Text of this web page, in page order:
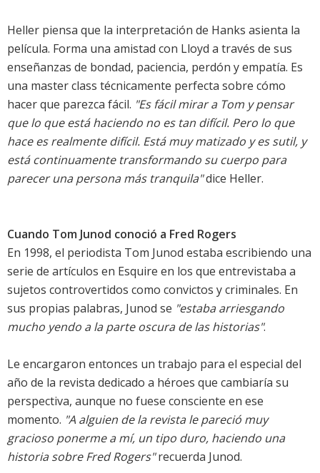
Heller piensa que la interpretación de Hanks asienta la
película. Forma una amistad con Lloyd a través de sus
enseñanzas de bondad, paciencia, perdón y empatía. Es
una master class técnicamente perfecta sobre cómo
hacer que parezca fácil. "Es fácil mirar a Tom y pensar
que lo que está haciendo no es tan difícil. Pero lo que
hace es realmente difícil. Está muy matizado y es sutil, y
está continuamente transformando su cuerpo para
parecer una persona más tranquila"dice Heller.
Cuando Tom Junod conoció a Fred Rogers
En 1998, el periodista Tom Junod estaba escribiendo una
serie de artículos en Esquire en los que entrevistaba a
sujetos controvertidos como convictos y criminales. En
sus propias palabras, Junod se "estaba arriesgando
mucho yendo a la parte oscura de las historias".
Le encargaron entonces un trabajo para el especial del
año de la revista dedicado a héroes que cambiaría su
perspectiva, aunque no fuese consciente en ese
momento. "A alguien de la revista le pareció muy
gracioso ponerme a mí, un tipo duro, haciendo una
historia sobre Fred Rogers"recuerda Junod.